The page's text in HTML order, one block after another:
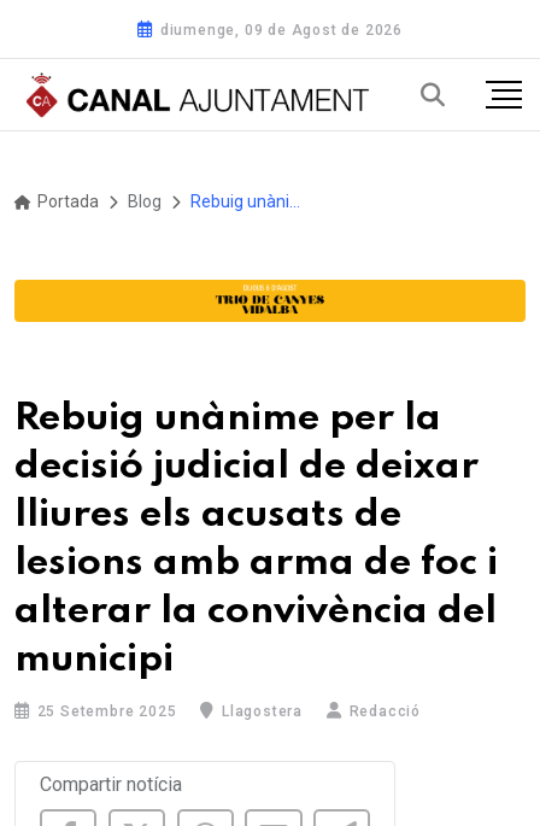
diumenge, 09 de Agost de 2026
Portada Blog
Rebuig unànime per la
decisió judicial de deixar
lliures els acusats de
lesions amb arma de foc i
alterar la convivència del
municipi
25 Setembre 2025 Llagostera Redacció
Compartir notícia